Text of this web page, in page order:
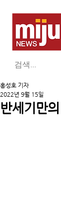
반세기만
홍성호 기자
2022년 9월 15일